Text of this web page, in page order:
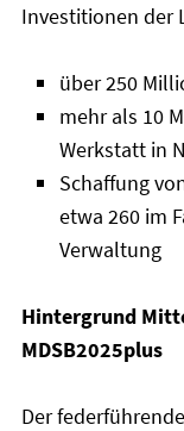
Investitionen der
über 250
mehr als 10
Werkstatt in
Schaffung
etwa 260 im
Verwaltung
Hintergrund
MDSB2025plus
Der